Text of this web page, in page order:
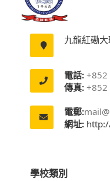
九龍紅磡
電話:+852
傳真:+852
電郵:
網址:
學校類別